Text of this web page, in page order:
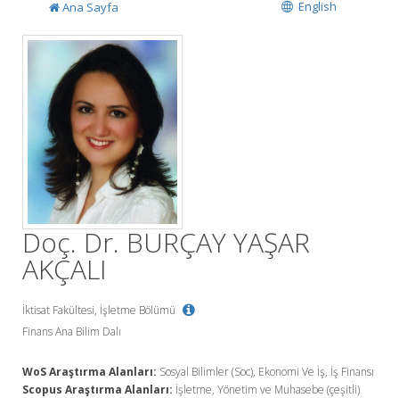
English
Ana Sayfa
Doç. Dr. BURÇAY YAŞAR
AKÇALI
İktisat Fakültesi, İşletme Bölümü
Finans Ana Bilim Dalı
WoS Araştırma Alanları: Sosyal Bilimler (Soc), Ekonomi Ve İş, İş Finansı
Scopus Araştırma Alanları: İşletme, Yönetim ve Muhasebe (çeşitli)